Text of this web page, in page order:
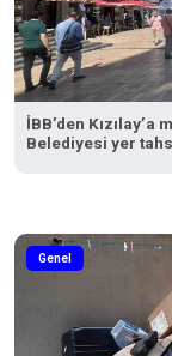
İBB’den
Belediyesi yer
Genel